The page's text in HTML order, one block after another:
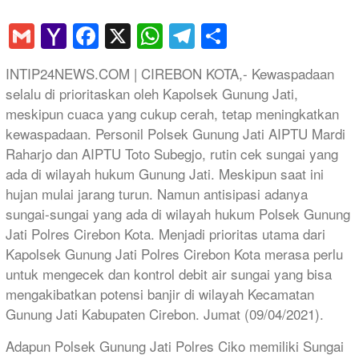
GmailYahoo
Mail
Facebook
X WhatsApp
Telegram
INTIP24NEWS.COM | CIREBON KOTA,- Kewaspadaan
selalu di prioritaskan oleh Kapolsek Gunung Jati,
meskipun cuaca yang cukup cerah, tetap meningkatkan
kewaspadaan. Personil Polsek Gunung Jati AIPTU Mardi
Raharjo dan AIPTU Toto Subegjo, rutin cek sungai yang
ada di wilayah hukum Gunung Jati. Meskipun saat ini
hujan mulai jarang turun. Namun antisipasi adanya
sungai-sungai yang ada di wilayah hukum Polsek Gunung
Jati Polres Cirebon Kota. Menjadi prioritas utama dari
Kapolsek Gunung Jati Polres Cirebon Kota merasa perlu
untuk mengecek dan kontrol debit air sungai yang bisa
mengakibatkan potensi banjir di wilayah Kecamatan
Gunung Jati Kabupaten Cirebon. Jumat (09/04/2021).
Adapun Polsek Gunung Jati Polres Ciko memiliki Sungai